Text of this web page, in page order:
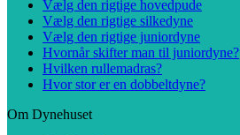
Vælg den rigtige hovedpude
Vælg den rigtige silkedyne
Vælg den rigtige juniordyne
Hvornår skifter man til juniordyne?
Hvilken rullemadras?
Hvor stor er en dobbeltdyne?
Om Dynehuset